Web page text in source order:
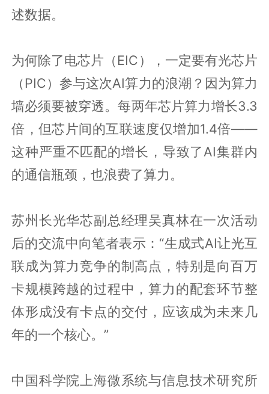
述数据。
为何除了电芯片（EIC），一定要有光芯片
（PIC）参与这次AI算力的浪潮？因为算力
墙必须要被穿透。每两年芯片算力增长3.3
倍，但芯片间的互联速度仅增加1.4倍——
这种严重不匹配的增长，导致了AI集群内
的通信瓶颈，也浪费了算力。
苏州长光华芯副总经理吴真林在一次活动
后的交流中向笔者表示：“生成式AI让光互
联成为算力竞争的制高点，特别是向百万
卡规模跨越的过程中，算力的配套环节整
体形成没有卡点的交付，应该成为未来几
年的一个核心。”
中国科学院上海微系统与信息技术研究所